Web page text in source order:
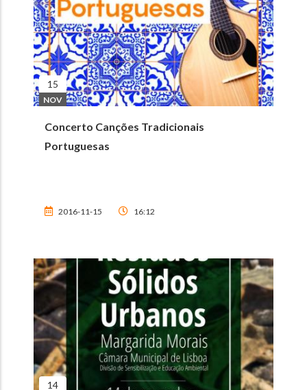
15
NOV
Concerto Canções Tradicionais
Portuguesas
2016-11-15 16:12
14